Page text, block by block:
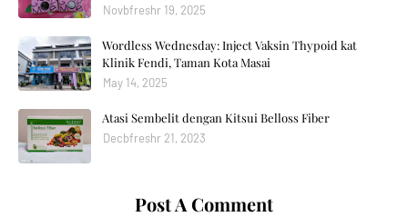
Novbfreshr 19, 2025
Wordless Wednesday: Inject Vaksin Thypoid kat
Klinik Fendi, Taman Kota Masai
May 14, 2025
Atasi Sembelit dengan Kitsui Belloss Fiber
Decbfreshr 21, 2023
Post A Comment